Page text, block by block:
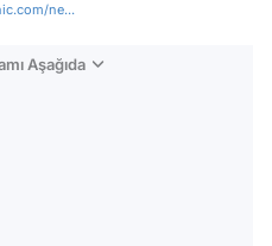
ne...
Aşağıda